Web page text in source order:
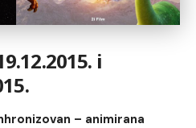
i
– animirana